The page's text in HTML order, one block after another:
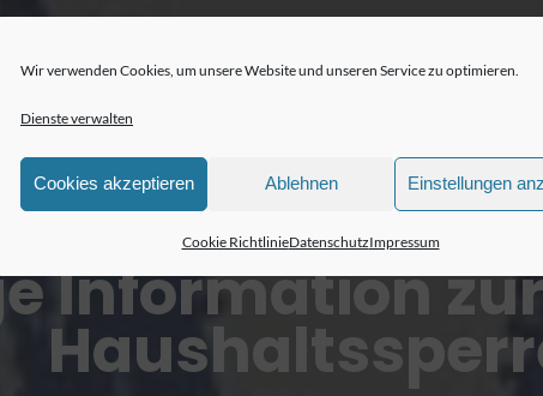
Wir verwenden Cookies, um unsere Website und unseren Service zu optimieren.
Dienste verwalten
Cookies akzeptieren Ablehnen Einstellungen
Cookie RichtlinieDatenschutzImpressum
Information